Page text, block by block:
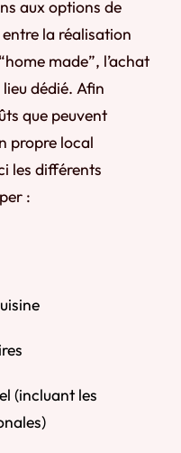
aux options de
la réalisation
made”, l’achat
dédié. Afin
que peuvent
propre local
les différents
:
(incluant les